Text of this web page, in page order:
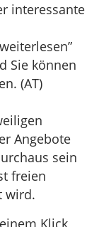
interessante
Sie können
(AT)
Angebote
sein
freien
wird.
Klick